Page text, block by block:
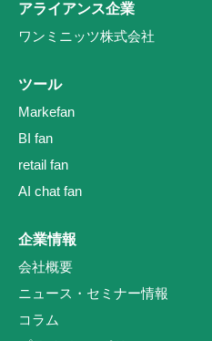
アライアンス企業
ワンミニッツ株式会社
ツール
Markefan
BI fan
retail fan
AI chat fan
企業情報
会社概要
ニュース・セミナー情報
コラム